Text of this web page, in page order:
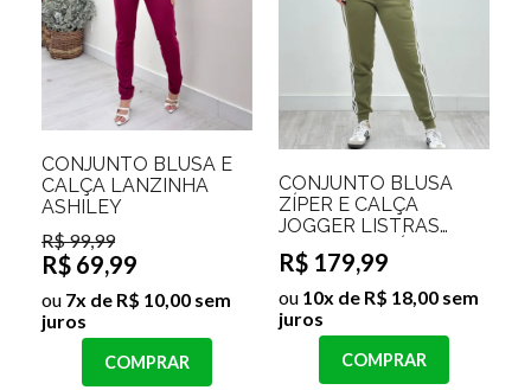
CONJUNTO BLUSA E
CALÇA LANZINHA
ASHILEY
R$ 99,99
R$ 69,99
ou 7x de R$ 10,00 sem
juros
COMPRAR
CONJUNTO BLUSA
ZÍPER E CALÇA
JOGGER LISTRAS
LATERAIS TAÍSE
R$ 179,99
ou 10x de R$ 18,00 sem
juros
COMPRAR